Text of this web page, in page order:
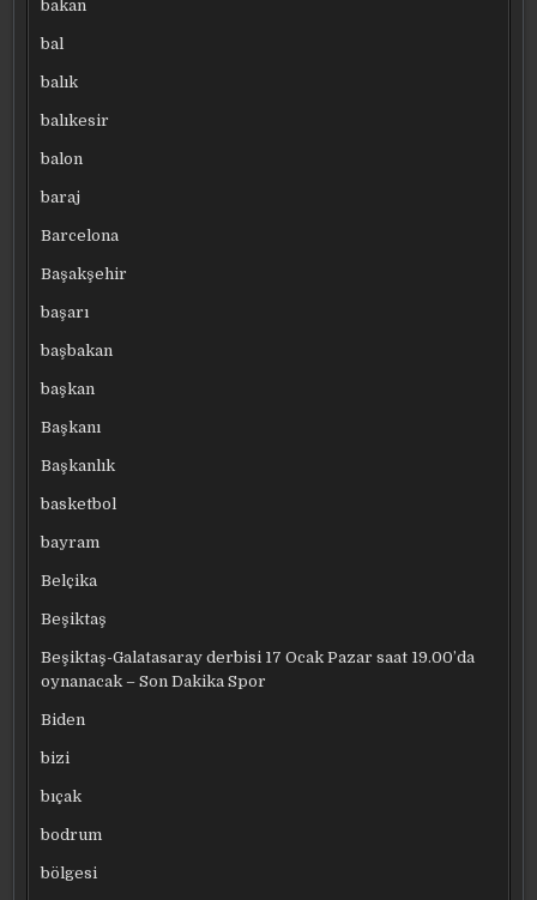
bakan
bal
balık
balıkesir
balon
baraj
Barcelona
Başakşehir
başarı
başbakan
başkan
Başkanı
Başkanlık
basketbol
bayram
Belçika
Beşiktaş
Beşiktaş-Galatasaray derbisi 17 Ocak Pazar saat 19.00’da
oynanacak – Son Dakika Spor
Biden
bizi
bıçak
bodrum
bölgesi